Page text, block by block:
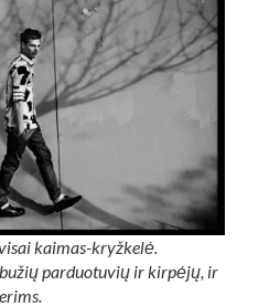
kaimas-kryžkelė.
parduotuvių ir kirpėjų, ir